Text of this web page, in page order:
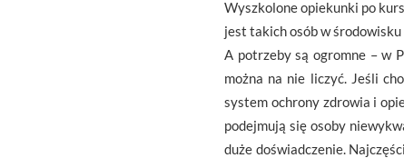
Wyszkolone opiekunki po
jest takich osób w środowisku
A potrzeby są ogromne – w
można na nie liczyć. Jeśli
system ochrony zdrowia i
podejmują się osoby
duże doświadczenie.